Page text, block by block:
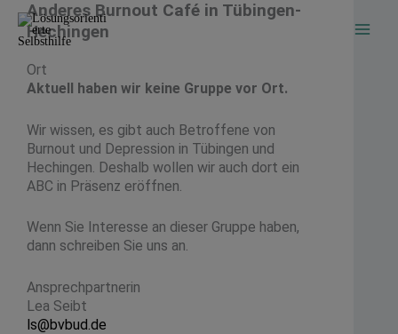
Inhalt
springen
Anderes Burnout Café in Tübingen-
Hechingen
Ort
Aktuell haben wir keine Gruppe vor Ort.
Wir wissen, es gibt auch Betroffene von
Burnout und Depression in Tübingen und
Hechingen. Deshalb wollen wir auch dort ein
ABC in Präsenz eröffnen.
Wenn Sie Interesse an dieser Gruppe haben,
dann schreiben Sie uns an.
Ansprechpartnerin
Lea Seibt
ls@bvbud.de